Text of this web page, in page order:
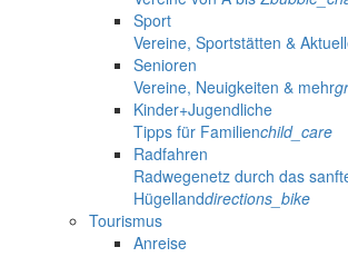
Sport
Vereine, Sportstätten &
Senioren
Vereine, Neuigkeiten & mehr
Kinder+Jugendliche
Tipps für Familienchild_care
Radfahren
Radwegenetz durch das
Hügellanddirections_bike
Tourismus
Anreise